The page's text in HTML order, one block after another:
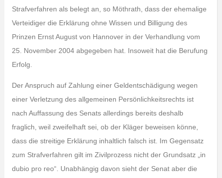
Strafverfahren als belegt an, so Möthrath, dass der ehemalige
Verteidiger die Erklärung ohne Wissen und Billigung des
Prinzen Ernst August von Hannover in der Verhandlung vom
25. November 2004 abgegeben hat. Insoweit hat die Berufung
Erfolg.
Der Anspruch auf Zahlung einer Geldentschädigung wegen
einer Verletzung des allgemeinen Persönlichkeitsrechts ist
nach Auffassung des Senats allerdings bereits deshalb
fraglich, weil zweifelhaft sei, ob der Kläger beweisen könne,
dass die streitige Erklärung inhaltlich falsch ist. Im Gegensatz
zum Strafverfahren gilt im Zivilprozess nicht der Grundsatz „in
dubio pro reo“. Unabhängig davon sieht der Senat aber die